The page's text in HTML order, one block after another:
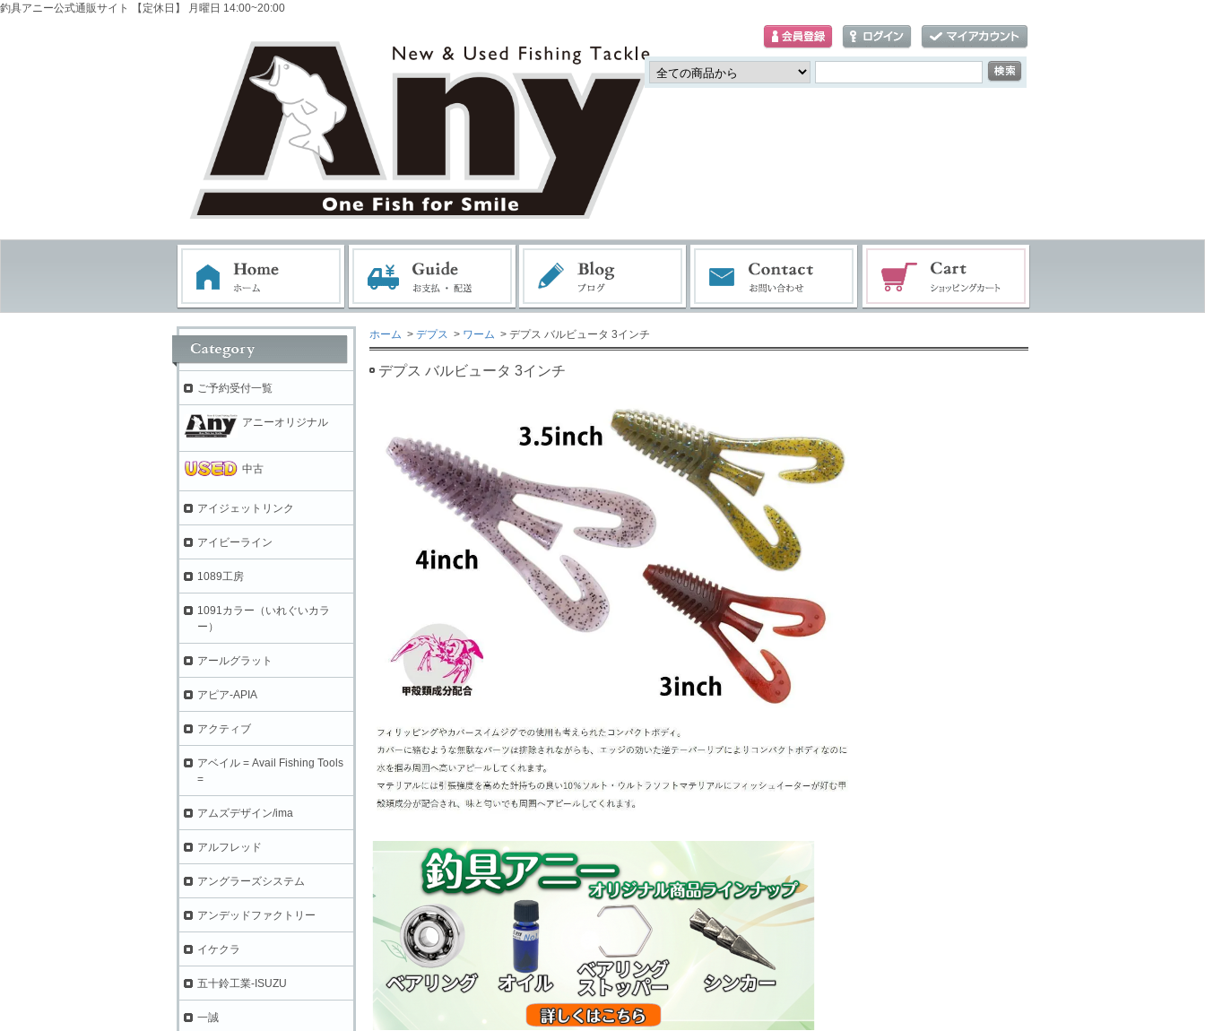
釣具アニー公式通販サイト 【定休日】 月曜日 14:00~20:00
ホーム > デプス > ワーム > デプス バルビュータ 3インチ
デプス バルビュータ 3インチ
ご予約受付一覧
アニーオリジナル
中古
アイジェットリンク
アイビーライン
1089工房
1091カラー（いれぐいカラ
ー）
アールグラット
アピア-APIA
アクティブ
アベイル = Avail Fishing Tools
=
アムズデザイン/ima
アルフレッド
アングラーズシステム
アンデッドファクトリー
イケクラ
五十鈴工業-ISUZU
一誠